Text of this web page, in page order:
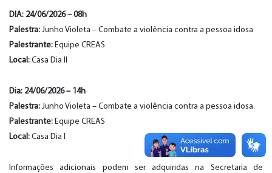
DIA: 24/06/2026–08h
Palestra: Junho Violeta – Combate a violência contra a pessoa idosa
Palestrante: Equipe CREAS
Local: Casa Dia II
Dia: 24/06/2026– 14h
Palestra: Junho Violeta – Combate a violência contra a pessoa idosa.
Palestrante: Equipe CREAS
Local: Casa Dia I
Informações adicionais podem ser adquiridas na Secretaria de